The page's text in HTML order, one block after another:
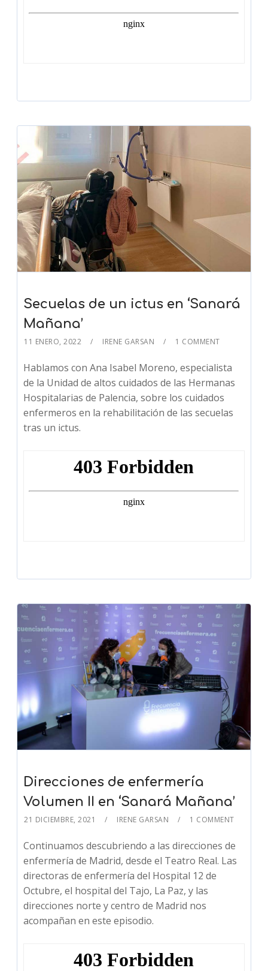
Secuelas de un ictus en ‘Sanará
Mañana’
11 ENERO, 2022 IRENE GARSAN 1 COMMENT
Hablamos con Ana Isabel Moreno, especialista
de la Unidad de altos cuidados de las Hermanas
Hospitalarias de Palencia, sobre los cuidados
enfermeros en la rehabilitación de las secuelas
tras un ictus.
Direcciones de enfermería
Volumen II en ‘Sanará Mañana’
21 DICIEMBRE, 2021 IRENE GARSAN 1 COMMENT
Continuamos descubriendo a las direcciones de
enfermería de Madrid, desde el Teatro Real. Las
directoras de enfermería del Hospital 12 de
Octubre, el hospital del Tajo, La Paz, y las
direcciones norte y centro de Madrid nos
acompañan en este episodio.